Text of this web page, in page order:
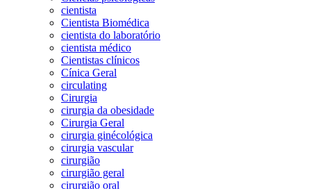
cientista
Cientista Biomédica
cientista do laboratório
cientista médico
Cientistas clínicos
Cínica Geral
circulating
Cirurgia
cirurgia da obesidade
Cirurgia Geral
cirurgia ginécológica
cirurgia vascular
cirurgião
cirurgião geral
cirurgião oral